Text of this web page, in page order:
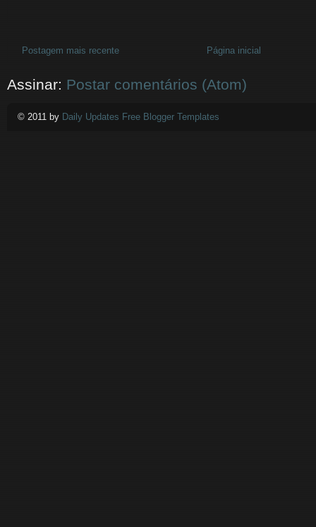
Postagem mais recente Página inicial
Assinar: Postar comentários (Atom)
© 2011 by Daily Updates Free Blogger Templates